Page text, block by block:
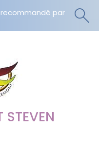
recommandé par
STEVEN